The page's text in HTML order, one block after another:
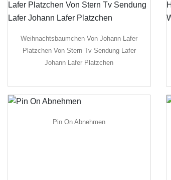
Weihnachtsbaumchen Von Johann Lafer
Platzchen Von Stern Tv Sendung Lafer
Johann Lafer Platzchen
Pin On Abnehmen